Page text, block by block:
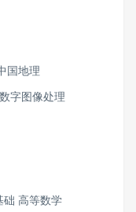
国地理
字图像处理
础 高等数学